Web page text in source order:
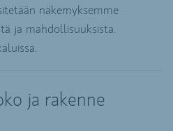
näkemyksemme
ja mahdollisuuksista.
ja rakenne